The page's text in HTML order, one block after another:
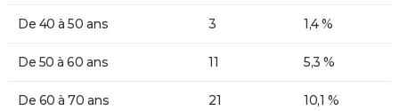
De 40 à 50 ans 3 1,4 %
De 50 à 60 ans 11 5,3 %
De 60 à 70 ans 21 10,1 %